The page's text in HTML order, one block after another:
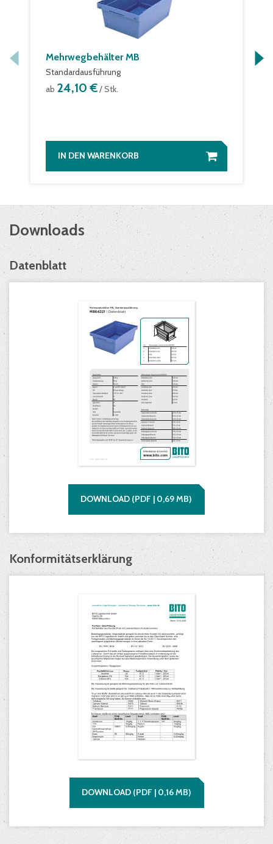
Mehrwegbehälter MB
Standardausführung
ab 24,10 €/ Stk.
IN DEN WARENKORB
Downloads
Datenblatt
DOWNLOAD (PDF | 0,69MB)
Konformitätserklärung
DOWNLOAD (PDF | 0,16MB)